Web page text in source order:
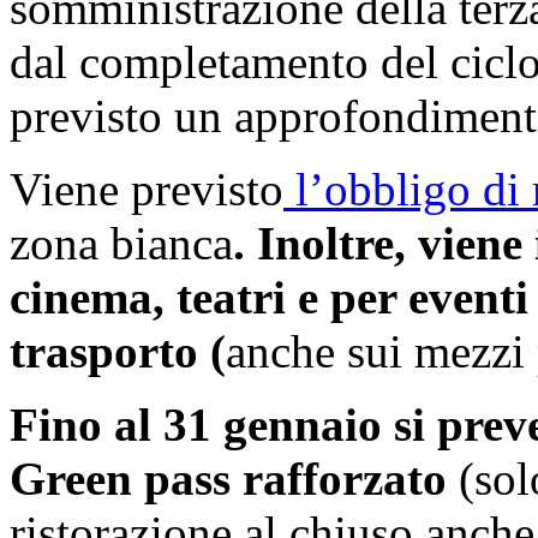
dal completamento del
previsto un
Viene previsto l’obbligo di
zona bianca. Inoltre,
cinema, teatri e per
trasporto (anche sui
Fino al 31 gennaio si
Green pass rafforzato